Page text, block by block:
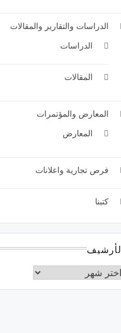
الدراسات والتقارير والمقالات
الدراسات
المقالات
المعارض والمؤتمرات
المعارض
فرص تجارية واعلانات
كتبنا
الأرشيف